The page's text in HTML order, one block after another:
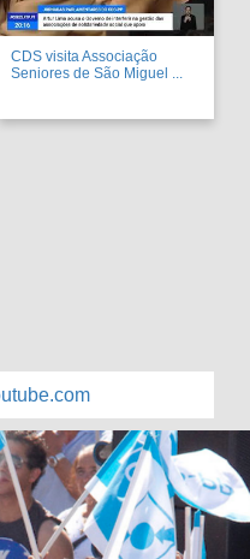
CDS visita Associação
Seniores de São Miguel ...